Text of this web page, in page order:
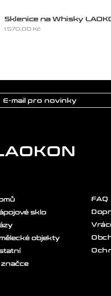
Sklenice na Whisky
Cena
1 570,00 Kč
sklo
objekty
značce
FAQ